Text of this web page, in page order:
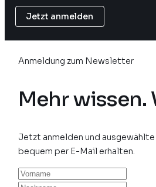
Jetzt anmelden
Anmeldung zum Newsletter
Mehr wissen.
Jetzt anmelden und
bequem per E-Mail erhalten.